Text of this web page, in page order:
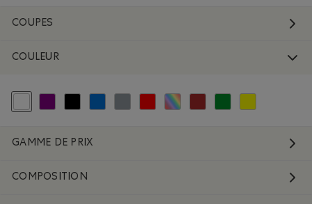
COUPES
COULEUR
Choisir Classé selon Couleur : Blanc et Naturel
Classer selon Couleur : Noir
Classer selon Couleur : Bleu
Classer selon Couleur : Gris
Classer selon Couleur : Rouge et Rose
Classer selon Couleur : Couleurs
GAMME DE PRIX
COMPOSITION